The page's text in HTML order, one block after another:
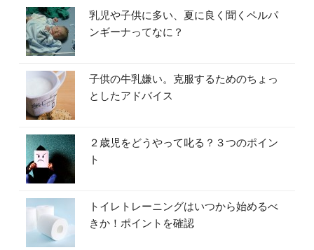
乳児や子供に多い、夏に良く聞くペルパ
ンギーナってなに？
子供の牛乳嫌い。克服するためのちょっ
としたアドバイス
２歳児をどうやって叱る？３つのポイン
ト
トイレトレーニングはいつから始めるべ
きか！ポイントを確認